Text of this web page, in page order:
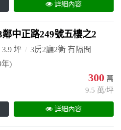
詳細內容
中正路249號五樓之2
坪
3房2廳2衛 有隔間
年)
300 萬
9.5 萬/坪
詳細內容